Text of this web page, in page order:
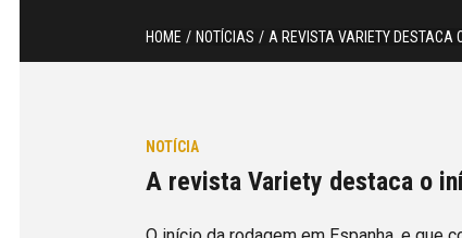
HOME NOTÍCIAS A REVISTA VARIETY DESTACA
NOTÍCIA
A revista Variety destaca o